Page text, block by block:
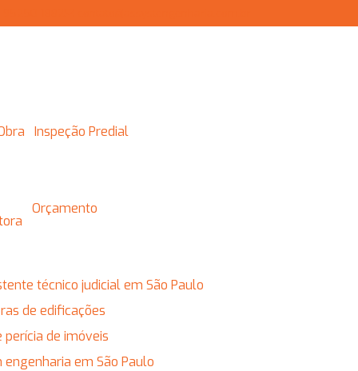
Inspeção Predial
Orçamento
técnico judicial em São Paulo
de edificações
perícia de imóveis
engenharia em São Paulo